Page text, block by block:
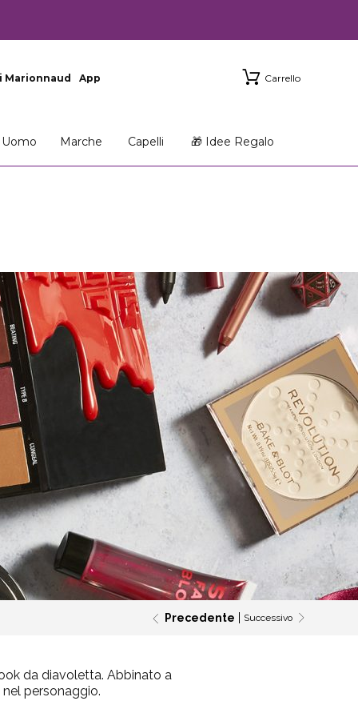
Marionnaud App Carrello
Uomo Marche Capelli 🎁 Idee Regalo
Precedente Successivo
da diavoletta. Abbinato a
personaggio.